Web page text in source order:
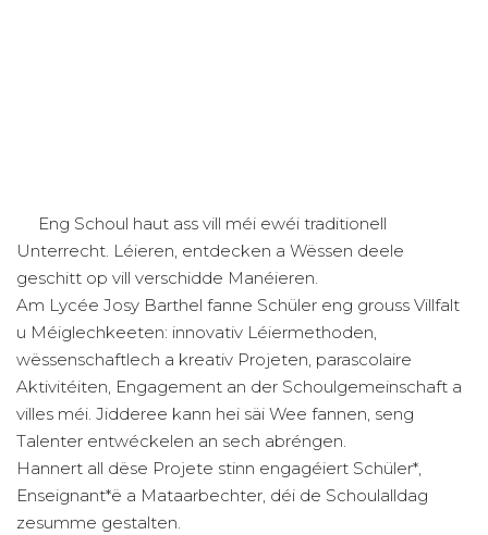
Eng Schoul haut ass vill méi ewéi traditionell
Unterrecht. Léieren, entdecken a Wëssen deele
geschitt op vill verschidde Manéieren.
Am Lycée Josy Barthel fanne Schüler eng grouss Villfalt
u Méiglechkeeten: innovativ Léiermethoden,
wëssenschaftlech a kreativ Projeten, parascolaire
Aktivitéiten, Engagement an der Schoulgemeinschaft a
villes méi. Jidderee kann hei säi Wee fannen, seng
Talenter entwéckelen an sech abréngen.
Hannert all dëse Projete stinn engagéiert Schüler*,
Enseignant*ë a Mataarbechter, déi de Schoulalldag
zesumme gestalten.